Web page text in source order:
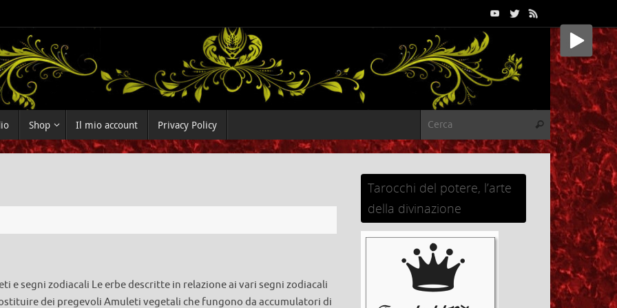
Shop Il mio account Privacy Policy
Cerca:
Cerca
e segni zodiacali Le erbe descritte in relazione ai vari segni zodiacali
dei pregevoli Amuleti vegetali che fungono da accumulatori di
Tarocchi del potere, l’arte
della divinazione